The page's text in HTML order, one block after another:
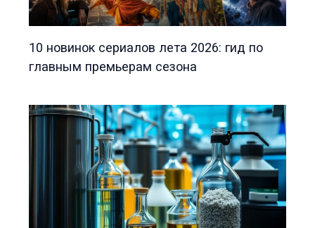
10 новинок сериалов лета 2026: гид по
главным премьерам сезона